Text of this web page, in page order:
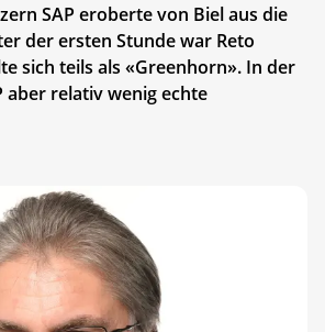
SAP eroberte von Biel aus die
der ersten Stunde war Reto
sich teils als «Greenhorn». In der
aber relativ wenig echte